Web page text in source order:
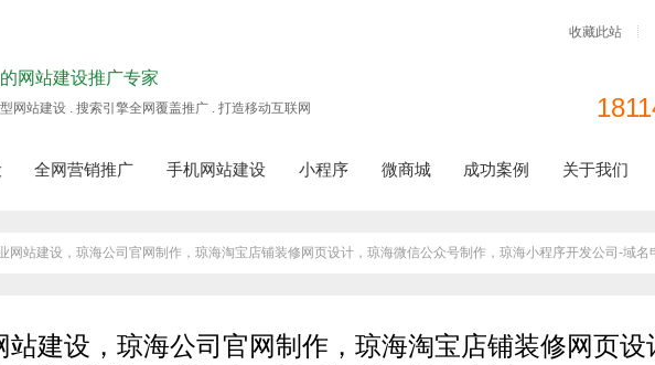
收藏此站
网站建设推广专家
网站建设 . 搜索引擎全网覆盖推广 . 打造移动互联网
全网营销推广 手机网站建设 小程序 微商城 成功案例 关于我们
网站建设，琼海公司官网制作，琼海淘宝店铺装修网页设计，琼海微信公众号制作，琼海小程序开发公司-域名
站建设，琼海公司官网制作，琼海淘宝店铺装修网页设